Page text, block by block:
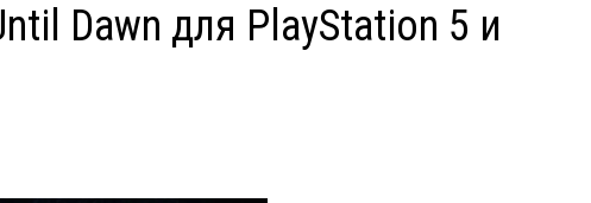
Dawn для PlayStation 5 и